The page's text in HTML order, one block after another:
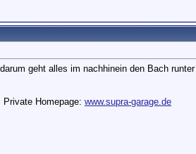
geht alles im nachhinein den Bach runter
Private Homepage: www.supra-garage.de